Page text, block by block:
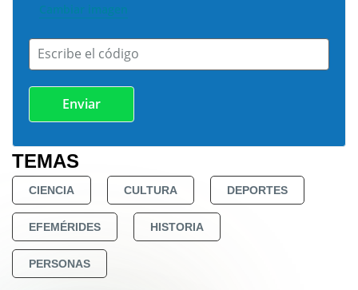
Cambiar imagen
Escribe el código
TEMAS
CIENCIA CULTURA DEPORTES
EFEMÉRIDES HISTORIA
PERSONAS